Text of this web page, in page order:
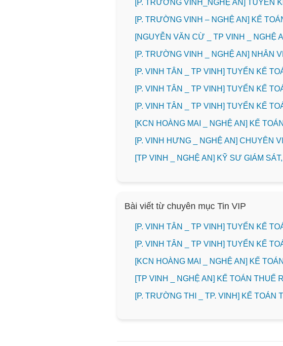
[P. TRƯỜNG VINH_NGHỆ AN] TUYỂN
[P. TRƯỜNG VINH – NGHỆ AN] KẾ
[NGUYỄN VĂN CỪ _ TP VINH _ NGHỆ
[P. TRƯỜNG VINH _ NGHỆ AN] NHÂN
[P. VINH TÂN _ TP VINH] TUYỂN KẾ
[P. VINH TÂN _ TP VINH] TUYỂN KẾ
[P. VINH TÂN _ TP VINH] TUYỂN KẾ
️[KCN HOÀNG MAI _ NGHỆ AN] KẾ
️[P. VINH HƯNG _ NGHỆ AN] CHUYÊN
[TP VINH _ NGHỆ AN] KỸ SƯ GIÁM
Bài viết từ chuyên mục Tin VIP
[P. VINH TÂN _ TP VINH] TUYỂN KẾ
[P. VINH TÂN _ TP VINH] TUYỂN KẾ
️[KCN HOÀNG MAI _ NGHỆ AN] KẾ
[TP VINH _ NGHỆ AN] KẾ TOÁN THUẾ
️[P. TRƯỜNG THI _ TP. VINH] KẾ TOÁN